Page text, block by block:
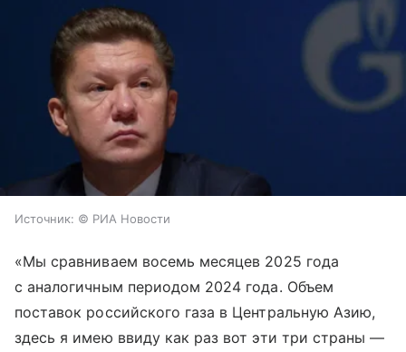
Источник: © РИА Новости
«Мы сравниваем восемь месяцев 2025 года
с аналогичным периодом 2024 года. Объем
поставок российского газа в Центральную Азию,
здесь я имею ввиду как раз вот эти три страны —